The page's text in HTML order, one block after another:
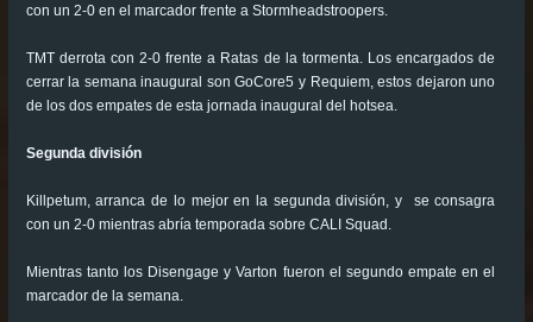
con un 2-0 en el marcador frente a Stormheadstroopers.
TMT derrota con 2-0 frente a Ratas de la tormenta. Los encargados de
cerrar la semana inaugural son GoCore5 y Requiem, estos dejaron uno
de los dos empates de esta jornada inaugural del hotsea.
Segunda división
Killpetum, arranca de lo mejor en la segunda división, y se consagra
con un 2-0 mientras abría temporada sobre CALI Squad.
Mientras tanto los Disengage y Varton fueron el segundo empate en el
marcador de la semana.